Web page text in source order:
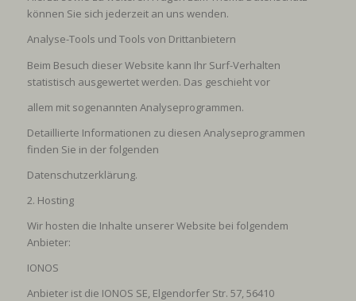
können Sie sich jederzeit an uns wenden.
Analyse-Tools und Tools von Drittanbietern
Beim Besuch dieser Website kann Ihr Surf-Verhalten
statistisch ausgewertet werden. Das geschieht vor
allem mit sogenannten Analyseprogrammen.
Detaillierte Informationen zu diesen Analyseprogrammen
finden Sie in der folgenden
Datenschutzerklärung.
2. Hosting
Wir hosten die Inhalte unserer Website bei folgendem
Anbieter:
IONOS
Anbieter ist die IONOS SE, Elgendorfer Str. 57, 56410